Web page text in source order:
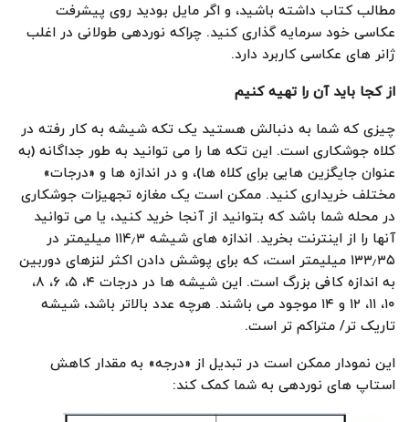
مطالب کتاب داشته باشید، و اگر مایل بودید روی پیشرفت
عکاسی خود سرمایه گذاری کنید. چراکه نوردهی طولانی در اغلب
ژانر های عکاسی کاربرد دارد.
از کجا باید آن را تهیه کنیم
چیزی که شما به دنبالش هستید یک تکه شیشه به کار رفته در
کلاه جوشکاری است. این تکه ها را می توانید به طور جداگانه (به
عنوان جایگزین هایی برای کلاه ها)، و در اندازه ها و «درجات»
مختلف خریداری کنید. ممکن است یک مغازه تجهیزات جوشکاری
در محله شما باشد که بتوانید از آنجا خرید کنید، یا می توانید
آنها را از اینترنت بخرید. اندازه های شیشه ۱۱۴٫۳ میلیمتر در
۱۳۳٫۳۵ میلیمتر است، که برای پوشش دادن اکثر لنزهای دوربین
به اندازه کافی بزرگ است. این شیشه ها در درجات ۴، ۵، ۶، ۸،
۱۰، ۱۱، ۱۲ و ۱۴ موجود می باشند. هرچه عدد بالاتر باشد، شیشه
تاریک تر/ متراکم تر است.
این نمودار ممکن است در تبدیل از «درجه» به مقدار کاهش
استاپ های نوردهی به شما کمک کند: